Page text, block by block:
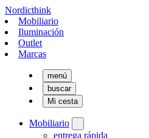
Nordicthink
Mobiliario
Iluminación
Outlet
Marcas
menú
buscar
Mi cesta
Mobiliario
entrega rápida